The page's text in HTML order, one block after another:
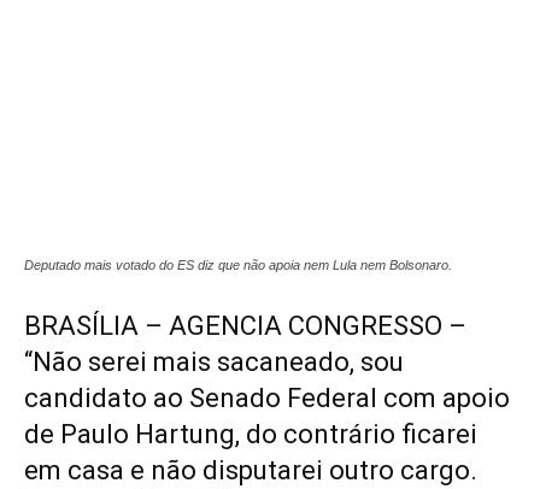
Deputado mais votado do ES diz que não apoia nem Lula nem Bolsonaro.
BRASÍLIA – AGENCIA CONGRESSO –
“Não serei mais sacaneado, sou
candidato ao Senado Federal com apoio
de Paulo Hartung, do contrário ficarei
em casa e não disputarei outro cargo.